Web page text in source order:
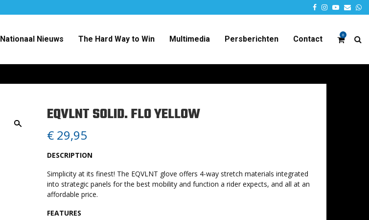
Facebook
Instagram
Youtube
Email
0
Nationaal Nieuws The Hard Way to Win Multimedia Persberichten Contact
EQVLNT SOLID. FLO YELLOW
€ 29,95
DESCRIPTION
Simplicity at its finest! The EQVLNT glove offers 4-way stretch materials integrated
into strategic panels for the best mobility and function a rider expects, and all at an
affordable price.
FEATURES